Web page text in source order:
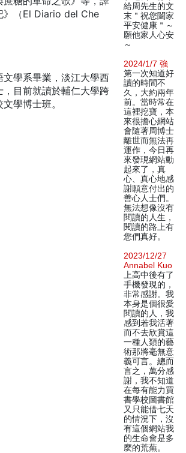
》（El Diario del Che
文學系畢業，淡江大學西
目前就讀於輔仁大學跨
學博士班。
給周先生的文
末＂祝您闔家
平安健康＂～
願他家人心安
～
2024/1/7 強
第一次知道好
讀的時間不
久，大約兩年
前。當時常在
這裡挖寶，本
來很擔心網站
會隨著周博士
離世而無法再
運作，今日再
來發現網站動
起來了，真
心、真心地感
謝願意付出的
善心人士們。
無法想像沒有
閱讀的人生，
閱讀的路上有
您們真好。
2023/12/27
Annabel Kuo
上高中後有了
手機發現的，
非常感謝。我
本身是個很愛
閱讀的人，我
感到若我活著
而不去欣賞這
一種人類的藝
術那將毫無意
義可言。總而
言之，萬分感
謝，我不知道
在每有能力買
書學校圖書館
又只能借七天
的情況下，沒
有這個網站我
的生命會是多
麼的荒蕪。